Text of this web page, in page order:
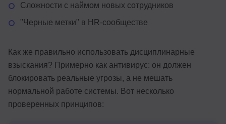
Сложности с наймом новых сотрудников
"Черные метки" в HR-сообществе
Как же правильно использовать дисциплинарные
взыскания? Примерно как антивирус: он должен
блокировать реальные угрозы, а не мешать
нормальной работе системы. Вот несколько
проверенных принципов: